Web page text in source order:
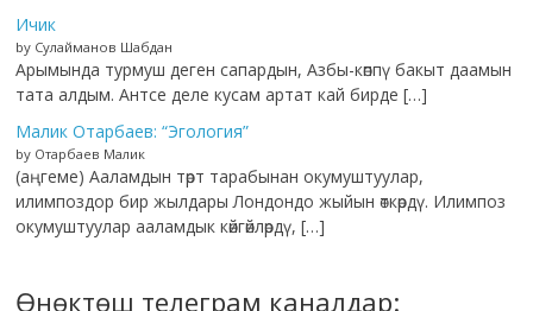
Ичик
by Сулайманов Шабдан
Арымында турмуш деген сапардын, Азбы-көппү бакыт даамын
тата алдым. Антсе деле кусам артат кай бирде […]
Малик Отарбаев: “Эгология”
by Отарбаев Малик
(аңгеме) Ааламдын төрт тарабынан окумуштуулар,
илимпоздор бир жылдары Лондондо жыйын өткөрдү. Илимпоз
окумуштуулар ааламдык көйгөйлөрдү, […]
Өнөктөш телеграм каналдар: